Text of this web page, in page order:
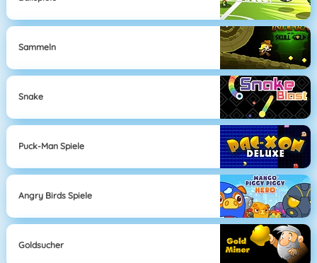
Sammeln
Snake
Puck-Man Spiele
Angry Birds Spiele
Goldsucher